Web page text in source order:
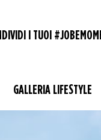
I TUOI
GALLERIA LIFESTYLE